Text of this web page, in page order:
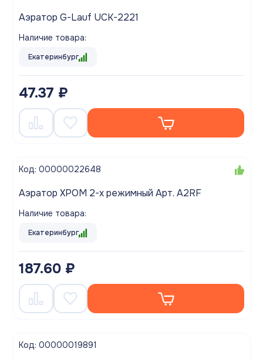
Аэратор G-Lauf UCK-2221
Наличие товара:
Екатеринбург
47.37 ₽
Код: 00000022648
Аэратор ХРОМ 2-х режимный Арт. A2RF
Наличие товара:
Екатеринбург
187.60 ₽
Код: 00000019891